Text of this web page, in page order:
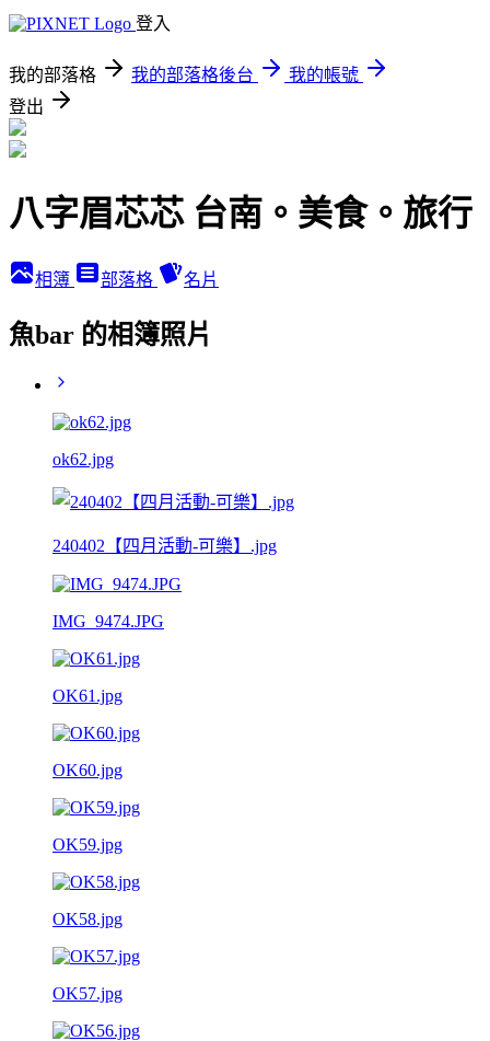
登入
我的部落格 我的部落格後台
我的帳號
登出
八字眉芯芯 台南。美食。旅行
相簿 部落格 名片
魚bar 的相簿照片
ok62.jpg
240402【四月活動-可樂】.jpg
IMG_9474.JPG
OK61.jpg
OK60.jpg
OK59.jpg
OK58.jpg
OK57.jpg